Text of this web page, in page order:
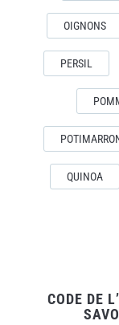
OIGNONS
PERSIL
QUINOA
CODE DE